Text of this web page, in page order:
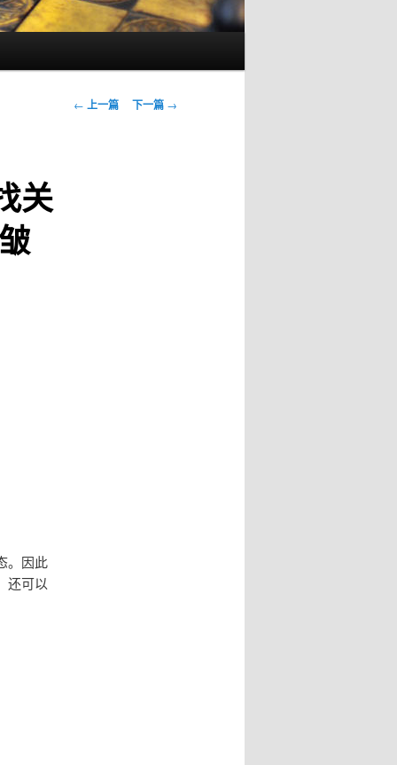
文
← 上一篇 下一篇 →
关
。因此
还可以